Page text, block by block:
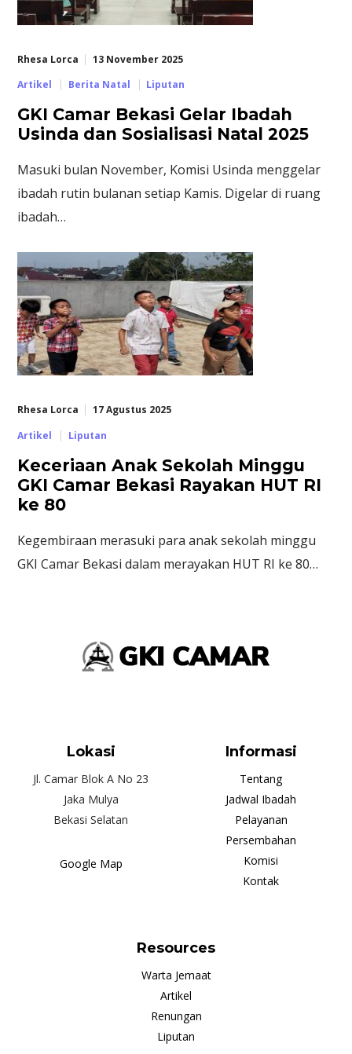
Rhesa Lorca
13 November 2025
Artikel
Berita Natal Liputan
GKI Camar Bekasi Gelar Ibadah
Usinda dan Sosialisasi Natal 2025
Masuki bulan November, Komisi Usinda menggelar
ibadah rutin bulanan setiap Kamis. Digelar di ruang
ibadah…
Rhesa Lorca
17 Agustus 2025
Artikel
Liputan
Keceriaan Anak Sekolah Minggu
GKI Camar Bekasi Rayakan HUT RI
ke 80
Kegembiraan merasuki para anak sekolah minggu
GKI Camar Bekasi dalam merayakan HUT RI ke 80…
Lokasi
Jl. Camar Blok A No 23
Jaka Mulya
Bekasi Selatan
Google Map
Informasi
Tentang
Jadwal Ibadah
Pelayanan
Persembahan
Komisi
Kontak
Resources
Warta Jemaat
Artikel
Renungan
Liputan